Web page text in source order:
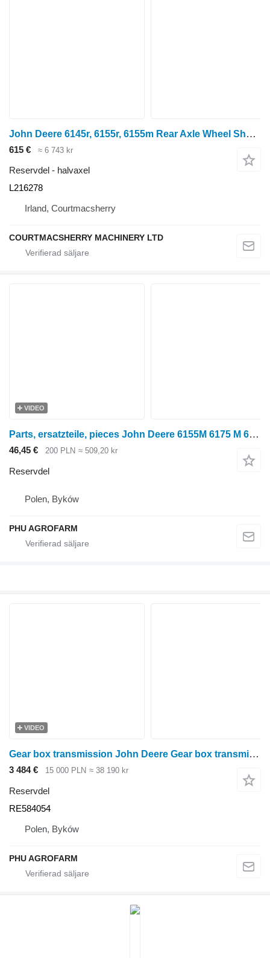
John Deere 6145r, 6155r, 6155m Rear Axle Wheel Shaft L216278 halvaxel till John Deere 6145r, 6155r, 6155m hjultraktor
615 € ≈ 6 743 kr
Reservdel - halvaxel
L216278
Irland, Courtmacsherry
COURTMACSHERRY MACHINERY LTD
VIDEO
Parts, ersatzteile, pieces John Deere 6155M 6175 M 6195 parts, ersatzteile, pieces till John Deere 6155M 6175 M 6195 hjultraktor
46,45 € 200 PLN ≈ 509,20 kr
Reservdel
Polen, Byków
PHU AGROFARM
VIDEO
Gear box transmission John Deere Gear box transmission PowerQuad John Deere 6155M RE584054 till John Deere 6155M hjultraktor
3 484 € 15 000 PLN ≈ 38 190 kr
Reservdel
RE584054
Polen, Byków
PHU AGROFARM